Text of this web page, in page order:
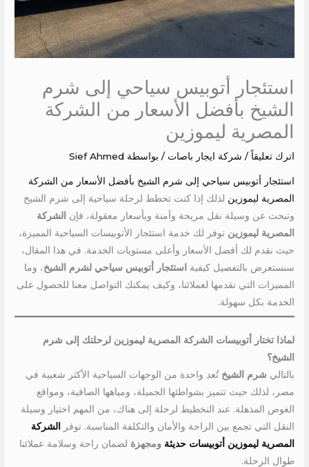
استئجار أتوبيس سياحي إلى شرم
الشيخ بأفضل الأسعار من الشركة
المصرية ليموزين
اترك تعليقاً / شركة ايجار باصات / بواسطة Sief Ahmed
استئجار أتوبيس سياحي إلى شرم الشيخ بأفضل الأسعار من الشركة
المصرية ليموزين لذلك إذا كنت تخطط لرحلة سياحية إلى شرم الشيخ
وتبحث عن وسيلة نقل مريحة وآمنة وبأسعار معقولة، فإن الشركة
المصرية ليموزين توفر لك خدمة استئجار الأتوبيسات السياحية المميزة،
حيث نقدم لك أفضل الأسعار وأعلى مستويات الخدمة. في هذا المقال،
سنستعرض بالتفصيل كيفية
استئجار أتوبيس سياحي لشرم الشيخ، وما
المميزات التي نقدمها لعملائنا، وكيف يمكنك التواصل معنا للحصول على
الخدمة بكل سهولة.
لماذا تختار أتوبيسات الشركة المصرية ليموزين لرحلتك إلى شرم
الشيخ؟
بالتالي شرم الشيخ تُعد واحدة من الوجهات السياحية الأكثر شعبية في
مصر، لذلك حيث تتميز بشواطئها الجميلة، ومياهها الصافية، ومواقع
الغوص المذهلة. عند التخطيط لرحلة إلى هناك، من المهم اختيار وسيلة
النقل التي تجمع بين الراحة والأمان والتكلفة المناسبة. توفر
الشركة
المصرية ليموزين أتوبيسات حديثة ومجهزة لضمان راحة وسلامة عملائنا
طوال الرحلة.